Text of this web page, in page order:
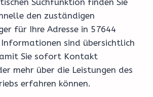
Suchfunktion finden Sie
den zuständigen
für Ihre Adresse in 57644
sind übersichtlich
Sie sofort Kontakt
mehr über die Leistungen des
erfahren können.